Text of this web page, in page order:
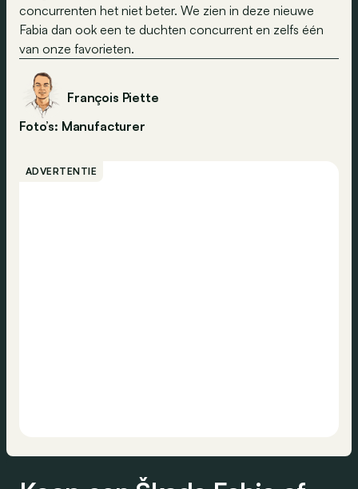
concurrenten het niet beter. We zien in deze nieuwe
Fabia dan ook een te duchten concurrent en zelfs één
van onze favorieten.
François Piette
Foto’s: Manufacturer
ADVERTENTIE